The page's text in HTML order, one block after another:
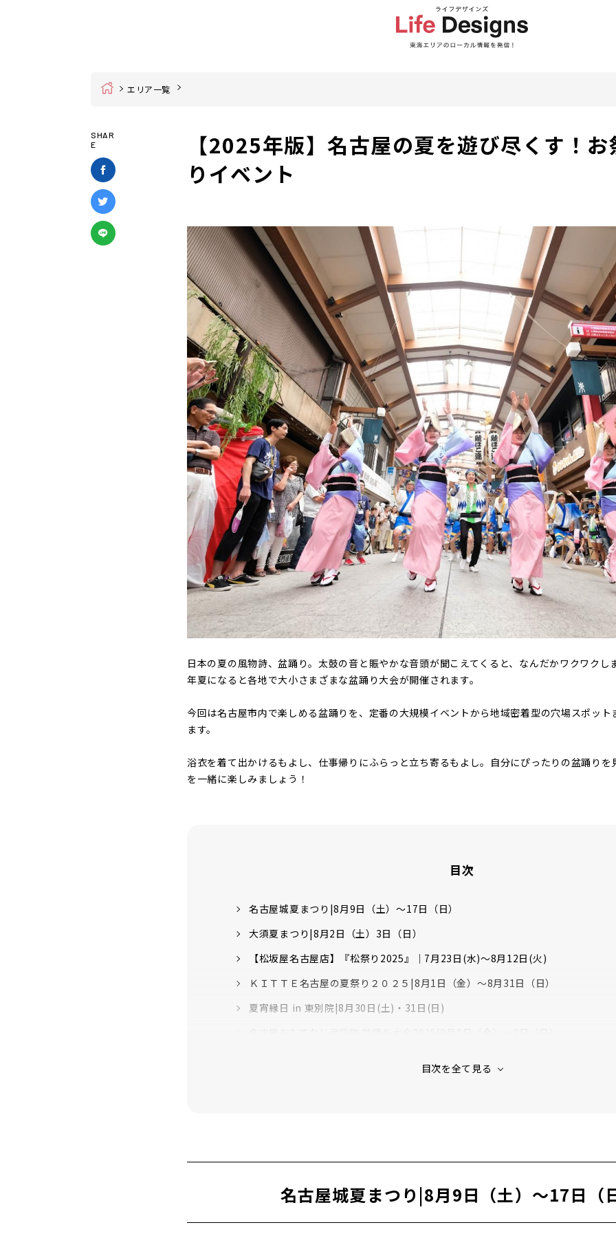
Home エリア一覧
SHAR
E
【2025年版】名古屋の夏を遊び尽くす！
りイベント
日本の夏の風物詩、盆踊り。太鼓の音と賑やかな音頭が聞こえてくると、なんだかワクワクし
年夏になると各地で大小さまざまな盆踊り大会が開催されます。
今回は名古屋市内で楽しめる盆踊りを、定番の大規模イベントから地域密着型の穴場スポッ
ます。
浴衣を着て出かけるもよし、仕事帰りにふらっと立ち寄るもよし。自分にぴったりの盆踊り
を一緒に楽しみましょう！
目次
名古屋城夏まつり|8月9日（土）〜17日（日）
大須夏まつり|8月2日（土）3日（日）
【松坂屋名古屋店】『松祭り2025』｜7月23日(水)～8月12日(火)
ＫＩＴＴＥ名古屋の夏祭り２０２５|8月1日（金）～8月31日（日）
夏宵縁日 in 東別院|8月30日(土)・31日(日)
名古屋城夏まつり|8月9日（土）〜17日（